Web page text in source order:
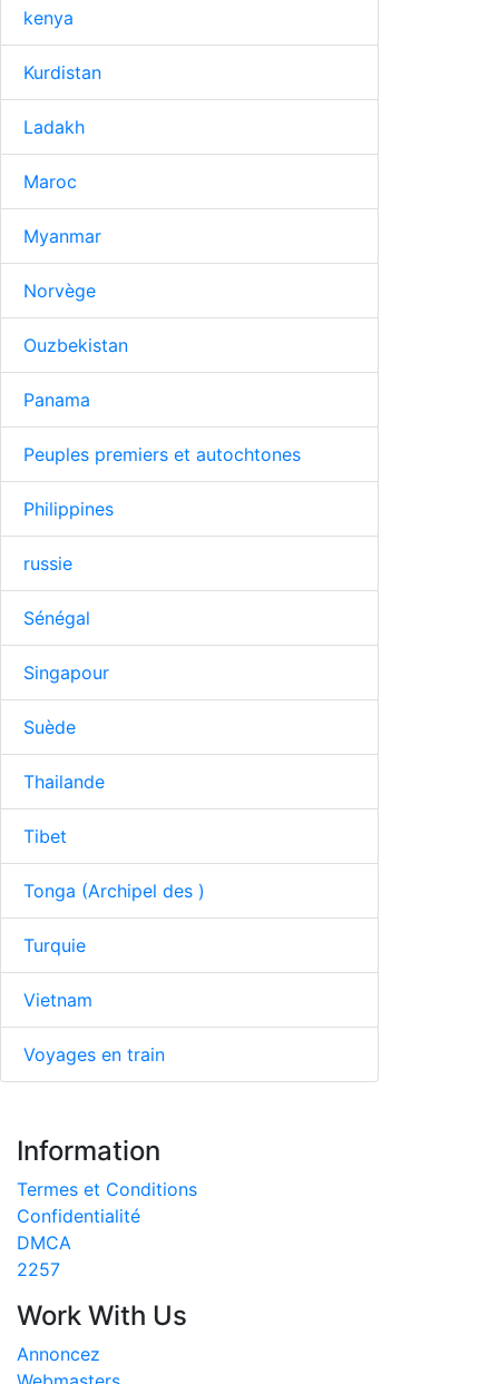
kenya
Kurdistan
Ladakh
Maroc
Myanmar
Norvège
Ouzbekistan
Panama
Peuples premiers et autochtones
Philippines
russie
Sénégal
Singapour
Suède
Thailande
Tibet
Tonga (Archipel des )
Turquie
Vietnam
Voyages en train
Information
Termes et Conditions
Confidentialité
DMCA
2257
Work With Us
Annoncez